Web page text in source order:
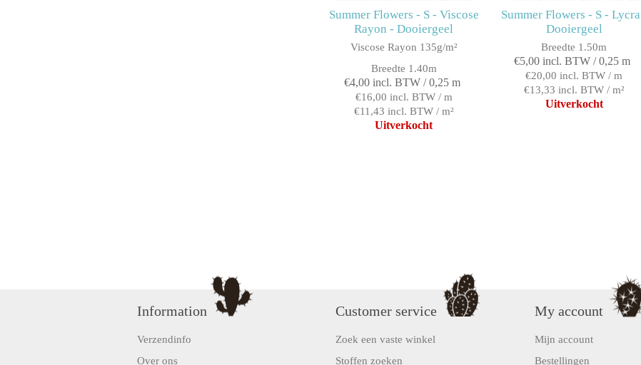
Summer Flowers - S - Viscose
Rayon - Dooiergeel
Viscose Rayon 135g/m²
Breedte 1.40m
€4,00 incl. BTW / 0,25 m
€16,00 incl. BTW / m
€11,43 incl. BTW / m²
Uitverkocht
Summer Flowers - S -
Dooiergeel
Breedte 1.50m
€5,00 incl. BTW / 0,25 m
€20,00 incl. BTW / m
€13,33 incl. BTW / m²
Uitverkocht
Information
Verzendinfo
Over ons
Customer service
Zoek een vaste winkel
Stoffen zoeken
My account
Mijn account
Bestellingen